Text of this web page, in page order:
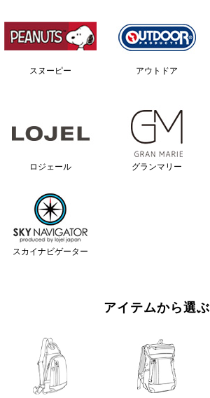
スヌーピー アウトドア
ロジェール グランマリー
スカイナビゲーター
アイテムから選ぶ